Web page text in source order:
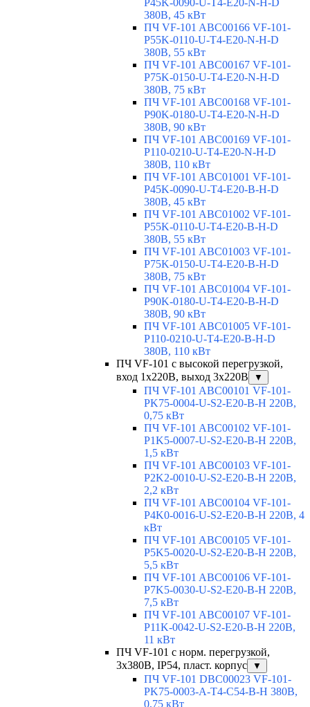
P45K-0090-U-T4-E20-N-H-D
380В, 45 кВт
ПЧ VF-101 ABC00166 VF-101-
P55K-0110-U-T4-E20-N-H-D
380В, 55 кВт
ПЧ VF-101 ABC00167 VF-101-
P75K-0150-U-T4-E20-N-H-D
380В, 75 кВт
ПЧ VF-101 ABC00168 VF-101-
P90K-0180-U-T4-E20-N-H-D
380В, 90 кВт
ПЧ VF-101 ABC00169 VF-101-
P110-0210-U-T4-E20-N-H-D
380В, 110 кВт
ПЧ VF-101 ABC01001 VF-101-
P45K-0090-U-T4-E20-B-H-D
380В, 45 кВт
ПЧ VF-101 ABC01002 VF-101-
P55K-0110-U-T4-E20-B-H-D
380В, 55 кВт
ПЧ VF-101 ABC01003 VF-101-
P75K-0150-U-T4-E20-B-H-D
380В, 75 кВт
ПЧ VF-101 ABC01004 VF-101-
P90K-0180-U-T4-E20-B-H-D
380В, 90 кВт
ПЧ VF-101 ABC01005 VF-101-
P110-0210-U-T4-E20-B-H-D
380В, 110 кВт
ПЧ VF-101 с высокой перегрузкой,
вход 1х220В, выход 3х220В
▼
ПЧ VF-101 ABC00101 VF-101-
PK75-0004-U-S2-E20-B-H 220В,
0,75 кВт
ПЧ VF-101 ABC00102 VF-101-
P1K5-0007-U-S2-E20-B-H 220В,
1,5 кВт
ПЧ VF-101 ABC00103 VF-101-
P2K2-0010-U-S2-E20-B-H 220В,
2,2 кВт
ПЧ VF-101 ABC00104 VF-101-
P4K0-0016-U-S2-E20-B-H 220В, 4
кВт
ПЧ VF-101 ABC00105 VF-101-
P5K5-0020-U-S2-E20-B-H 220В,
5,5 кВт
ПЧ VF-101 ABC00106 VF-101-
P7K5-0030-U-S2-E20-B-H 220В,
7,5 кВт
ПЧ VF-101 ABC00107 VF-101-
P11K-0042-U-S2-E20-B-H 220В,
11 кВт
ПЧ VF-101 с норм. перегрузкой,
3х380В, IP54, пласт. корпус
▼
ПЧ VF-101 DBC00023 VF-101-
PK75-0003-A-T4-C54-B-H 380В,
0,75 кВт